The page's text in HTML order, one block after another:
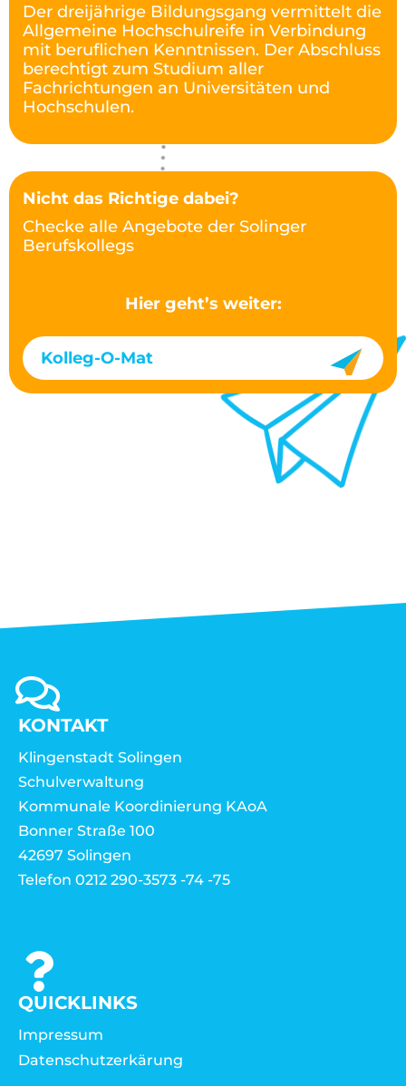
Der dreijährige Bildungsgang vermittelt die
Allgemeine Hochschulreife in Verbindung
mit beruflichen Kenntnissen. Der Abschluss
berechtigt zum Studium aller
Fachrichtungen an Universitäten und
Hochschulen.
Nicht das Richtige dabei?
Checke alle Angebote der Solinger
Berufskollegs
Hier geht’s weiter:
Kolleg-O-Mat
KONTAKT
Klingenstadt Solingen
Schulverwaltung
Kommunale Koordinierung KAoA
Bonner Straße 100
42697 Solingen
Telefon 0212 290-3573 -74 -75
QUICKLINKS
Impressum
Datenschutzerkärung